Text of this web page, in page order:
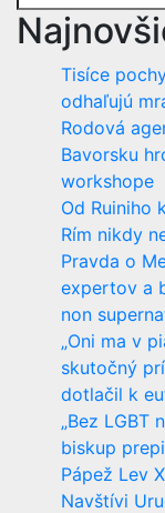
Tisíce
odhaľujú
Rodová
Bavorsku
workshope
Od Ruiniho
Rím nikdy
Pravda o
expertov a
non
„Oni ma v
skutočný
dotlačil k
„Bez LGBT
biskup
Pápež Lev
Navštívi